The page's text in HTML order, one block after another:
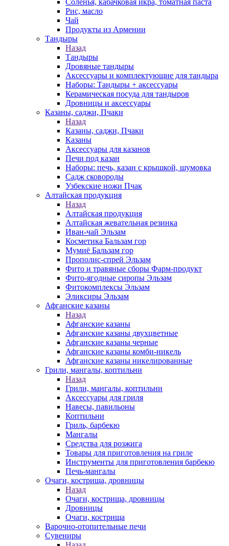
Соленья, кабачковая икра, томатная паста
Рис, масло
Чай
Продукты из Армении
Тандыры
Назад
Тандыры
Дровяные тандыры
Аксессуары и комплектующие для тандыра
Наборы: Тандыры + аксессуары
Керамическая посуда для тандыров
Дровницы и аксессуары
Казаны, саджи, Пчаки
Назад
Казаны, саджи, Пчаки
Казаны
Аксессуары для казанов
Печи под казан
Наборы: печь, казан с крышкой, шумовка
Садж сковороды
Узбекские ножи Пчак
Алтайская продукция
Назад
Алтайская продукция
Алтайская жевательная резинка
Иван-чай Эльзам
Косметика Бальзам гор
Мумиё Бальзам гор
Прополис-спрей Эльзам
Фито и травяные сборы Фарм-продукт
Фито-ягодные сиропы Эльзам
Фитокомплексы Эльзам
Эликсиры Эльзам
Афганские казаны
Назад
Афганские казаны
Афганские казаны двухцветные
Афганские казаны черные
Афганские казаны комби-никель
Афганские казаны никелированные
Грили, мангалы, коптильни
Назад
Грили, мангалы, коптильни
Аксессуары для гриля
Навесы, павильоны
Коптильни
Гриль, барбекю
Мангалы
Средства для розжига
Товары для приготовления на гриле
Инструменты для приготовления барбекю
Печь-мангалы
Очаги, кострища, дровницы
Назад
Очаги, кострища, дровницы
Дровницы
Очаги, кострища
Варочно-отопительные печи
Сувениры